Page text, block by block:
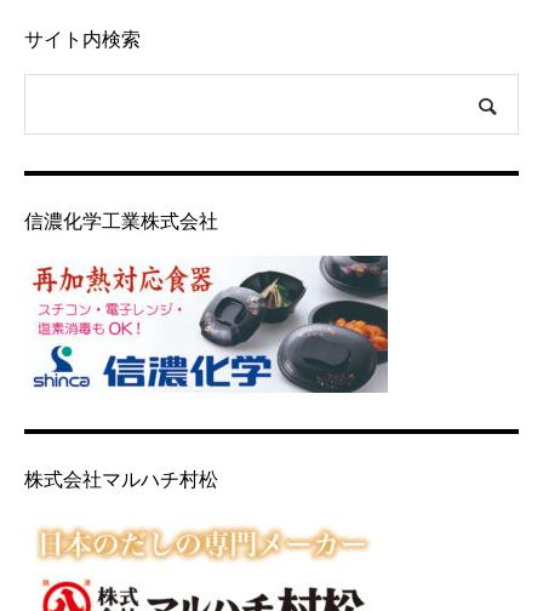
サイト内検索
信濃化学工業株式会社
株式会社マルハチ村松